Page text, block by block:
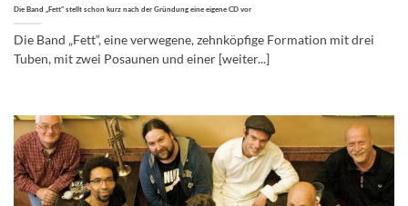
Die Band „Fett“ stellt schon kurz nach der Gründung eine eigene CD vor
Die Band „Fett“, eine verwegene, zehnköpfige Formation mit drei
Tuben, mit zwei Posaunen und einer [weiter...]